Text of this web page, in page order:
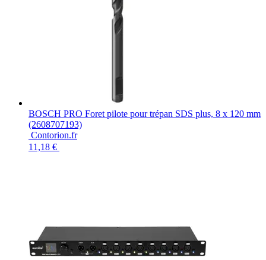
BOSCH PRO Foret pilote pour trépan SDS plus, 8 x 120 mm
(2608707193)
11,18 €